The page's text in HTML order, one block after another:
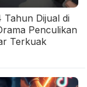
Tahun Dijual di
Penculikan
Terkuak